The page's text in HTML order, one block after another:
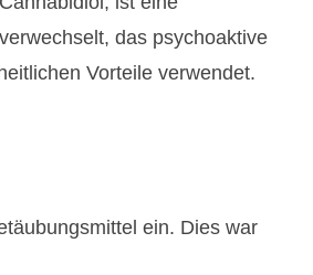
das psychoaktive
Vorteile verwendet.
ein. Dies war